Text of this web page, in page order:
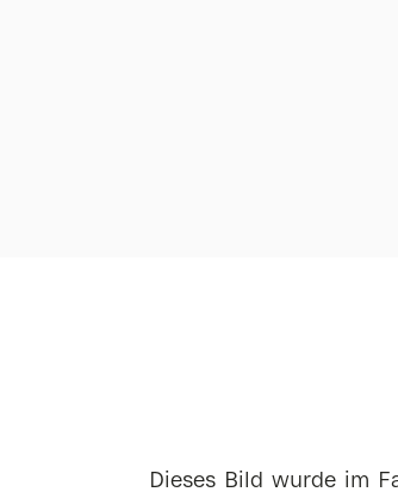
Dieses Bild wurde im